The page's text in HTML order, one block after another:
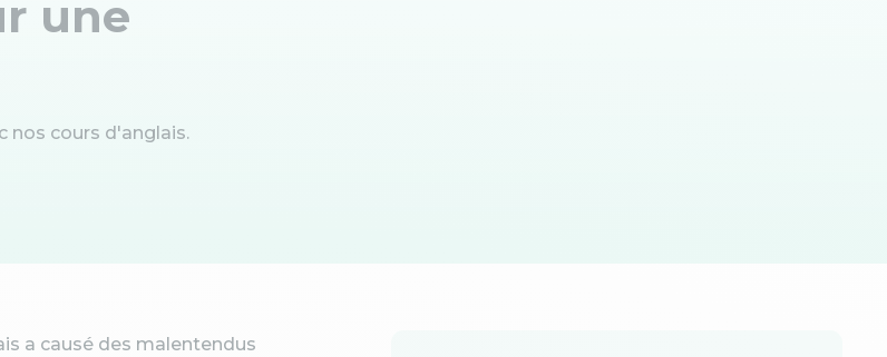
une
nos cours d'anglais.
a causé des malentendus